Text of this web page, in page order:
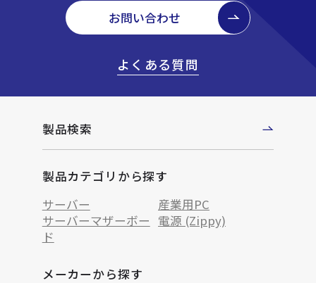
お問い合わせ
よくある質問
製品検索
製品カテゴリから探す
サーバー
産業用PC
サーバーマザーボー
ド
電源 (Zippy)
メーカーから探す